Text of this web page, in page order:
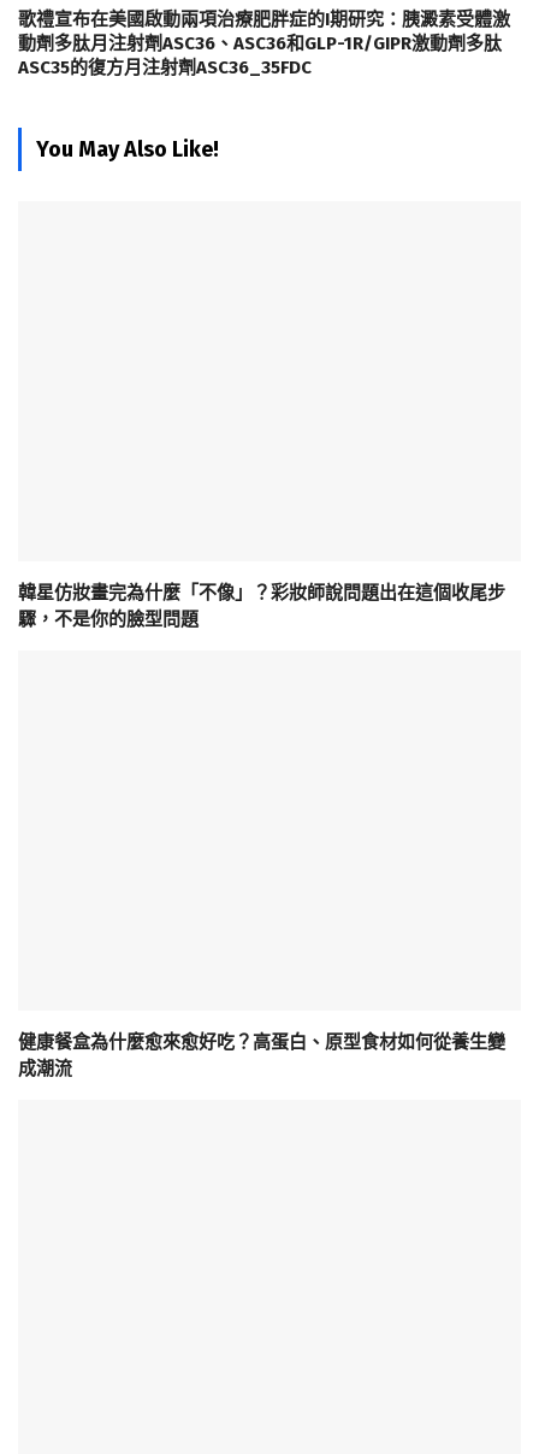
歌禮宣布在美國啟動兩項治療肥胖症的I期研究：胰澱素受體激
動劑多肽月注射劑ASC36、ASC36和GLP-1R/GIPR激動劑多肽
ASC35的復方月注射劑ASC36_35FDC
You May Also Like!
韓星仿妝畫完為什麼「不像」？彩妝師說問題出在這個收尾步
驟，不是你的臉型問題
健康餐盒為什麼愈來愈好吃？高蛋白、原型食材如何從養生變
成潮流